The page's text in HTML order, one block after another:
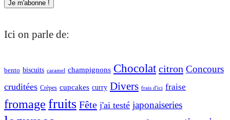
Ici on parle de:
bento biscuits caramel champignons Chocolat citron Concours
cruditées Crèpes cupcakes curry Divers frais d'ici fraise
fromage fruits Fête j'ai testé japonaiseries